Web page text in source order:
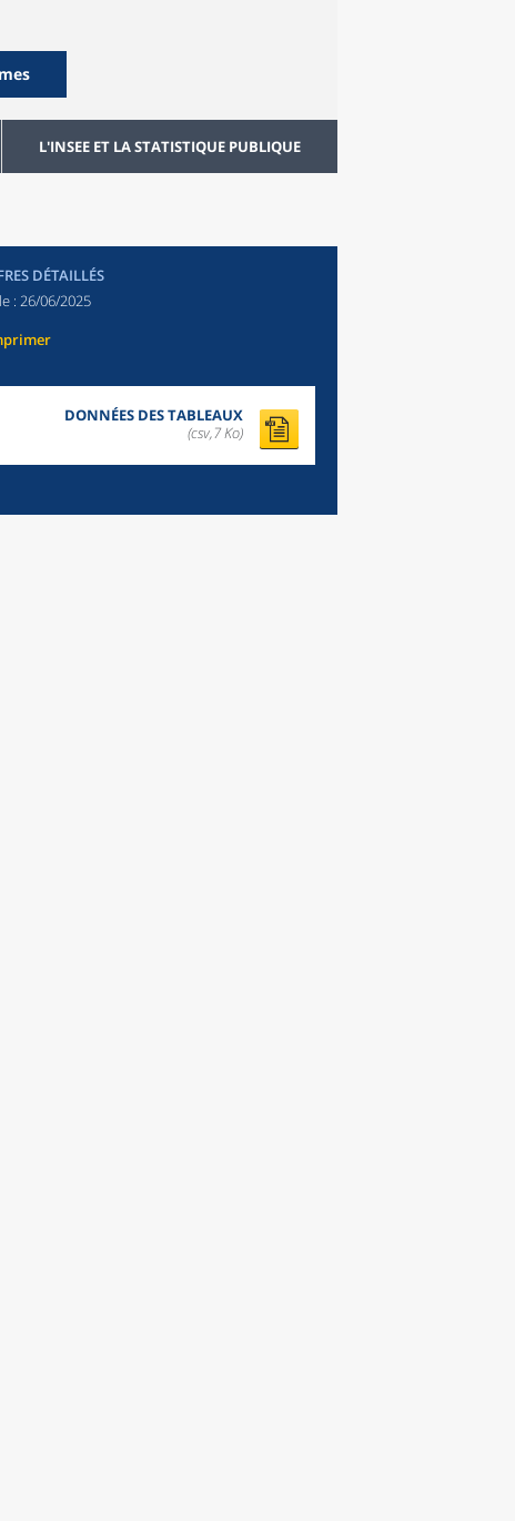
L'INSEE ET LA STATISTIQUE PUBLIQUE
DÉTAILLÉS
: 26/06/2025
DONNÉES DES TABLEAUX
(csv,7 Ko)